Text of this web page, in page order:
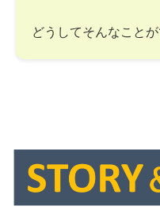
どうしてそんなこと